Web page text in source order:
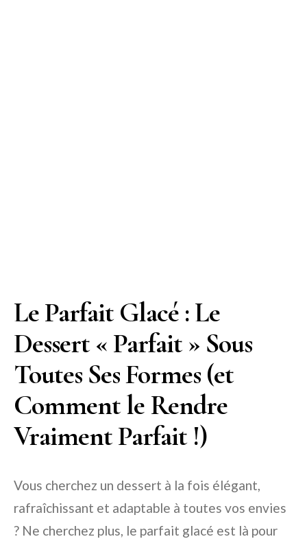
Le Parfait Glacé : Le
Dessert « Parfait » Sous
Toutes Ses Formes (et
Comment le Rendre
Vraiment Parfait !)
Vous cherchez un dessert à la fois élégant,
rafraîchissant et adaptable à toutes vos envies
? Ne cherchez plus, le parfait glacé est là pour